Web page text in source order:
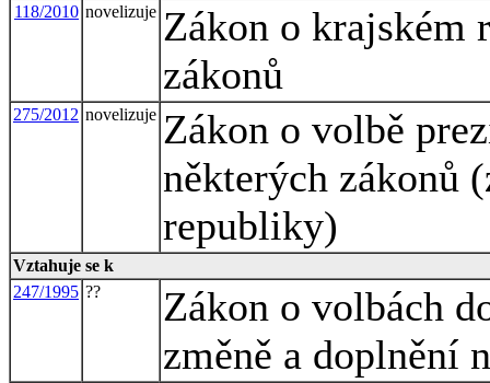
118/2010 novelizuje Zákon o krajském
zákonů
275/2012 novelizuje Zákon o volbě
některých zákonů
republiky)
Vztahuje se k
247/1995 ??
Zákon o volbách
změně a doplnění